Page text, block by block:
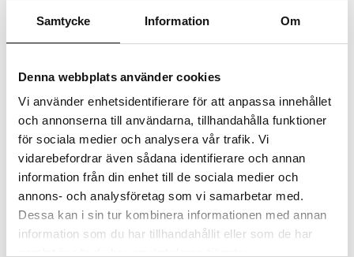
Samtycke Information Om
Denna webbplats använder cookies
Vi använder enhetsidentifierare för att anpassa innehållet
och annonserna till användarna, tillhandahålla funktioner
för sociala medier och analysera vår trafik. Vi
vidarebefordrar även sådana identifierare och annan
information från din enhet till de sociala medier och
annons- och analysföretag som vi samarbetar med.
Dessa kan i sin tur kombinera informationen med annan
information som du har tillhandahållit eller som de har
Artikelnr: SF-P209-08
Finns i lager (20 st)
Inkl. moms: 56 kr
Lägg i varukorgen
Trygg betalning